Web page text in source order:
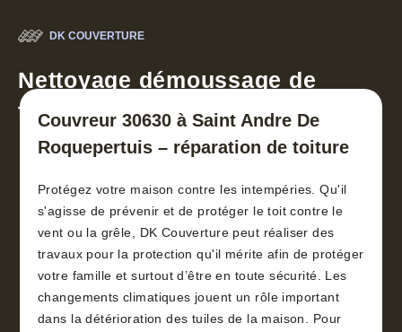
DK COUVERTURE
Nettoyage démoussage de
toiture 30
Couvreur 30630 à Saint Andre De
Roquepertuis – réparation de toiture
Protégez votre maison contre les intempéries. Qu'il
s'agisse de prévenir et de protéger le toit contre le
vent ou la grêle, DK Couverture peut réaliser des
travaux pour la protection qu'il mérite afin de protéger
votre famille et surtout d’être en toute sécurité. Les
changements climatiques jouent un rôle important
dans la détérioration des tuiles de la maison. Pour